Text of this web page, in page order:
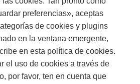
preferencias», aceptas
de cookies y plugins
en la ventana emergente,
en esta política de cookies.
el uso de cookies a través de
por favor, ten en cuenta que